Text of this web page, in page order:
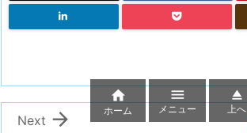

Next

ホーム

メニュー

上へ